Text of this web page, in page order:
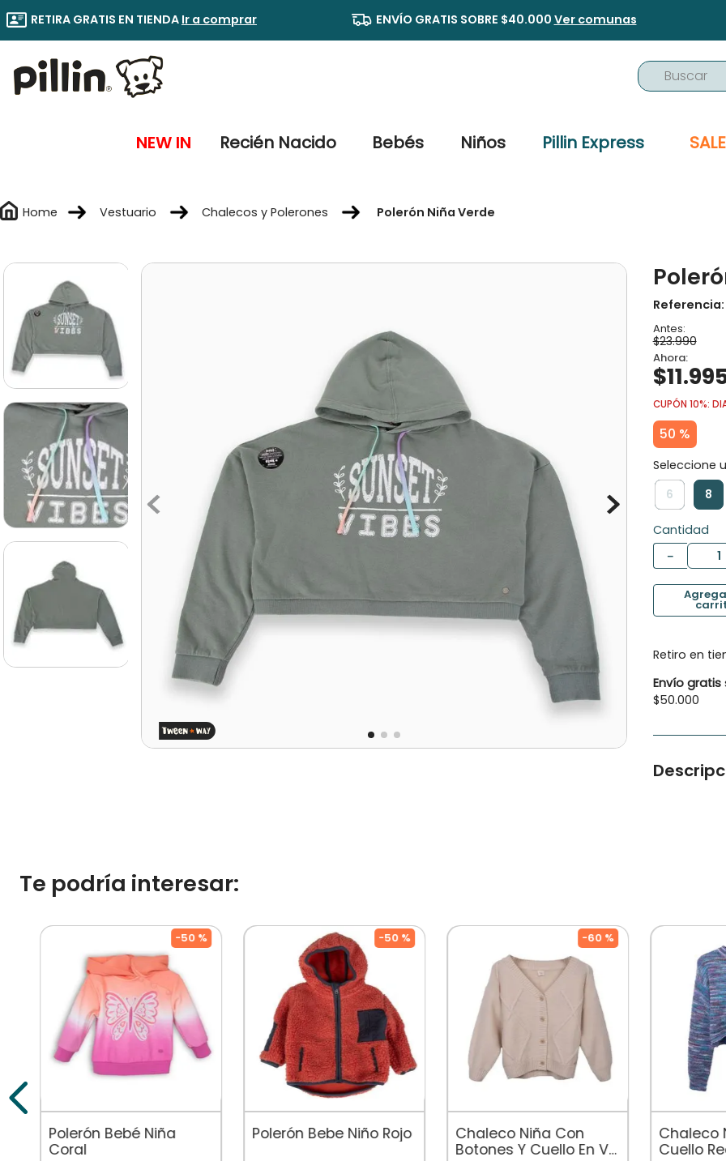
RETIRA GRATIS EN TIENDA Ir a comprar ENVÍO GRATIS SOBRE $40.000 Ver comunas
Buscar
NEW IN Recién Nacido Bebés Niños Pillin Express
Vestuario Chalecos y Polerones Polerón Niña Verde
Referencia:
$23.990
$11.
CUPÓN 10%:
50 %
6 8
Cantidad
－
Retiro en
Envío gratis
$50.000
Cuidados:
Por
Diseñado
Chilena
A Muchas
Niños!
Te podría interesar:
Polerón Bebé Niña
Coral
-50 %
Polerón Bebe Niño Rojo
-50 %
Chaleco Niña Con
Botones Y Cuello En V
-60 %
Chaleco
Cuello
1
buzo
4.
poleron
8.
9.
botas agua
.